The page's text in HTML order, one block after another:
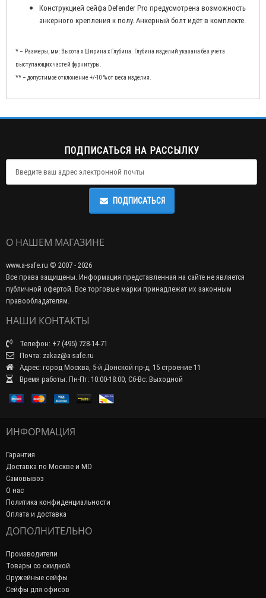
Конструкцией сейфа Defender Pro предусмотрена возможность
анкерного крепления к полу. Анкерный болт идёт в комплекте.
* – Размеры, мм: Высота x Ширина x Глубина. Глубина изделий указана без учёта
выступающих частей фурнитуры.
** – допустимое отклонение +/-10 % от веса изделия.
ПОДПИСАТЬСЯ НА РАССЫЛКУ
ПОДПИСАТЬСЯ
О НАШЕМ МАГАЗИНЕ
www.a-safe.ru © 2007 - 2026
Все права защищены. Информация представленная на сайте не является
публичной офертой. Все торговые марки принадлежат их законным
правообладателям.
НАШИ КОНТАКТЫ
Телефон: +7 (495) 728-14-71
Почта: zakaz@a-safe.ru
Адрес: город Москва, 5-й Донской пр-д, 15 строение 11
Время работы: Пн-Пт: 10:00-18:00, Сб-Вс: Выходной
ИНФОРМАЦИЯ
Гарантия
Доставка по Москве и МО
Самовывоз
О нас
Политика конфиденциальности
Оплата и доставка
ДОПОЛНИТЕЛЬНО
Производители
Товары со скидкой
Оружейные сейфы
Сейфы для офисов